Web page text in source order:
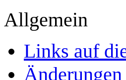
Allgemein
Links auf